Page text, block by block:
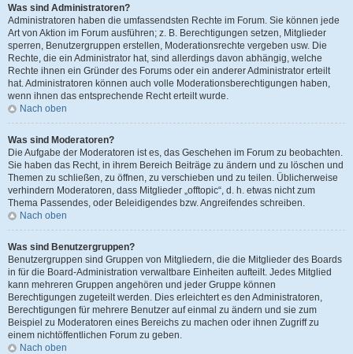
Was sind Administratoren?
Administratoren haben die umfassendsten Rechte im Forum. Sie können jede
Art von Aktion im Forum ausführen; z. B. Berechtigungen setzen, Mitglieder
sperren, Benutzergruppen erstellen, Moderationsrechte vergeben usw. Die
Rechte, die ein Administrator hat, sind allerdings davon abhängig, welche
Rechte ihnen ein Gründer des Forums oder ein anderer Administrator erteilt
hat. Administratoren können auch volle Moderationsberechtigungen haben,
wenn ihnen das entsprechende Recht erteilt wurde.
Nach oben
Was sind Moderatoren?
Die Aufgabe der Moderatoren ist es, das Geschehen im Forum zu beobachten.
Sie haben das Recht, in ihrem Bereich Beiträge zu ändern und zu löschen und
Themen zu schließen, zu öffnen, zu verschieben und zu teilen. Üblicherweise
verhindern Moderatoren, dass Mitglieder „offtopic“, d. h. etwas nicht zum
Thema Passendes, oder Beleidigendes bzw. Angreifendes schreiben.
Nach oben
Was sind Benutzergruppen?
Benutzergruppen sind Gruppen von Mitgliedern, die die Mitglieder des Boards
in für die Board-Administration verwaltbare Einheiten aufteilt. Jedes Mitglied
kann mehreren Gruppen angehören und jeder Gruppe können
Berechtigungen zugeteilt werden. Dies erleichtert es den Administratoren,
Berechtigungen für mehrere Benutzer auf einmal zu ändern und sie zum
Beispiel zu Moderatoren eines Bereichs zu machen oder ihnen Zugriff zu
einem nichtöffentlichen Forum zu geben.
Nach oben